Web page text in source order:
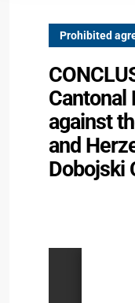
Prohibited
Cantonal
against
and
Dobojski